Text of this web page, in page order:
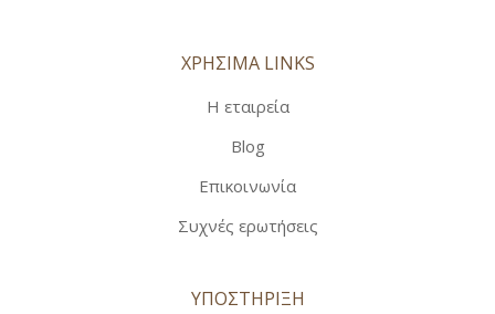
ΧΡΗΣΙΜΑ LINKS
Η εταιρεία
Blog
Επικοινωνία
Συχνές ερωτήσεις
ΥΠΟΣΤΗΡΙΞΗ